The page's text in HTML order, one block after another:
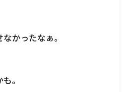
かったなぁ。
。